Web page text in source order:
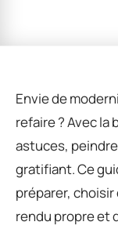
Envie de
refaire ? Avec
astuces,
gratifiant. Ce
préparer,
rendu propre et